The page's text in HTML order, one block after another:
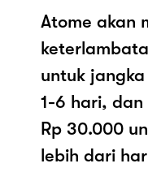
Atome akan
untuk
1-6 hari,
Rp 30.000
lebih dari